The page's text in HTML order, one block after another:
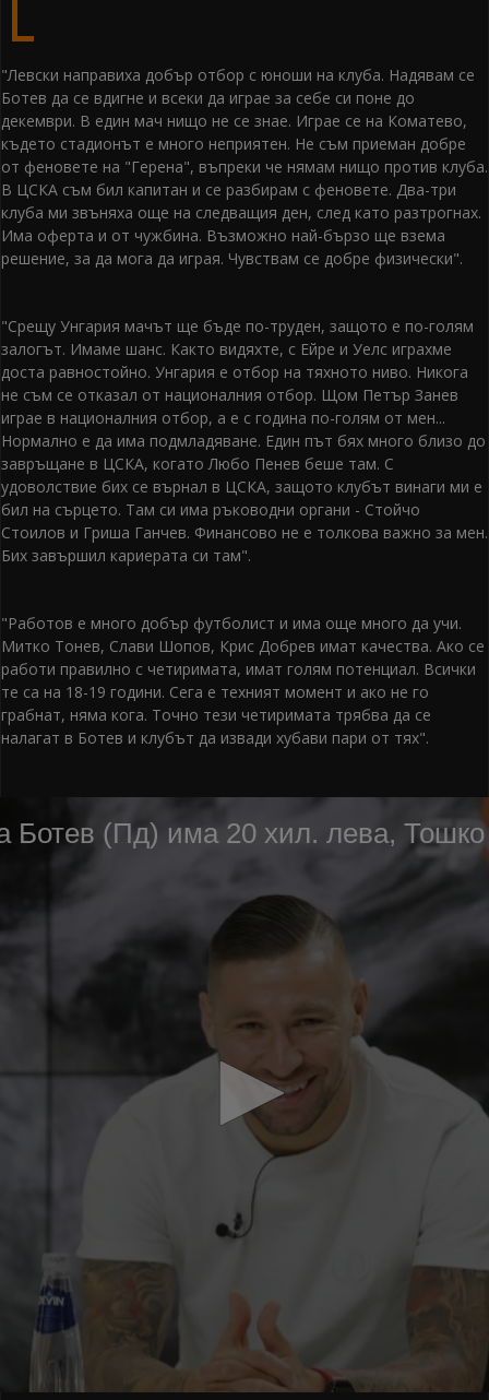
"Левски направиха добър отбор с юноши на клуба. Надявам се
Ботев да се вдигне и всеки да играе за себе си поне до
декември. В един мач нищо не се знае. Играе се на Коматево,
където стадионът е много неприятен. Не съм приеман добре
от феновете на "Герена", въпреки че нямам нищо против клуба.
В ЦСКА съм бил капитан и се разбирам с феновете. Два-три
клуба ми звъняха още на следващия ден, след като разтрогнах.
Има оферта и от чужбина. Възможно най-бързо ще взема
решение, за да мога да играя. Чувствам се добре физически".
"Срещу Унгария мачът ще бъде по-труден, защото е по-голям
залогът. Имаме шанс. Както видяхте, с Ейре и Уелс играхме
доста равностойно. Унгария е отбор на тяхното ниво. Никога
не съм се отказал от националния отбор. Щом Петър Занев
играе в националния отбор, а е с година по-голям от мен...
Нормално е да има подмладяване. Един път бях много близо до
завръщане в ЦСКА, когато Любо Пенев беше там. С
удоволствие бих се върнал в ЦСКА, защото клубът винаги ми е
бил на сърцето. Там си има ръководни органи - Стойчо
Стоилов и Гриша Ганчев. Финансово не е толкова важно за мен.
Бих завършил кариерата си там".
"Работов е много добър футболист и има още много да учи.
Митко Тонев, Слави Шопов, Крис Добрев имат качества. Ако се
работи правилно с четиримата, имат голям потенциал. Всички
те са на 18-19 години. Сега е техният момент и ако не го
грабнат, няма кога. Точно тези четиримата трябва да се
налагат в Ботев и клубът да извади хубави пари от тях".